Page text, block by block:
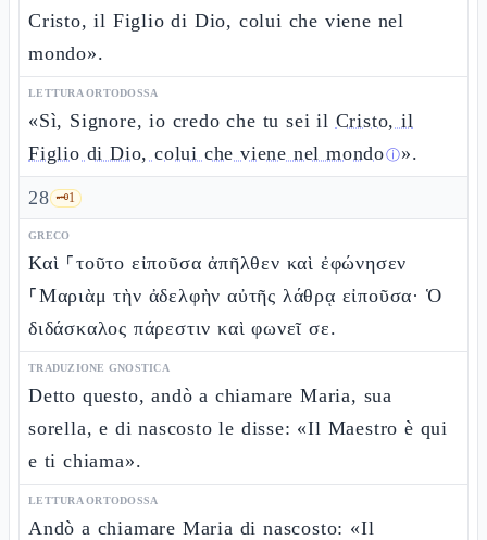
Cristo, il Figlio di Dio, colui che viene nel
mondo».
LETTURA ORTODOSSA
«Sì, Signore, io credo che tu sei il Cristo, il
Figlio di Dio, colui che viene nel mondoⓘ».
28 🗝️1
GRECO
Καὶ ⸀τοῦτο εἰποῦσα ἀπῆλθεν καὶ ἐφώνησεν
⸀Μαριὰμ τὴν ἀδελφὴν αὐτῆς λάθρᾳ εἰποῦσα· Ὁ
διδάσκαλος πάρεστιν καὶ φωνεῖ σε.
TRADUZIONE GNOSTICA
Detto questo, andò a chiamare Maria, sua
sorella, e di nascosto le disse: «Il Maestro è qui
e ti chiama».
LETTURA ORTODOSSA
Andò a chiamare Maria di nascosto: «Il